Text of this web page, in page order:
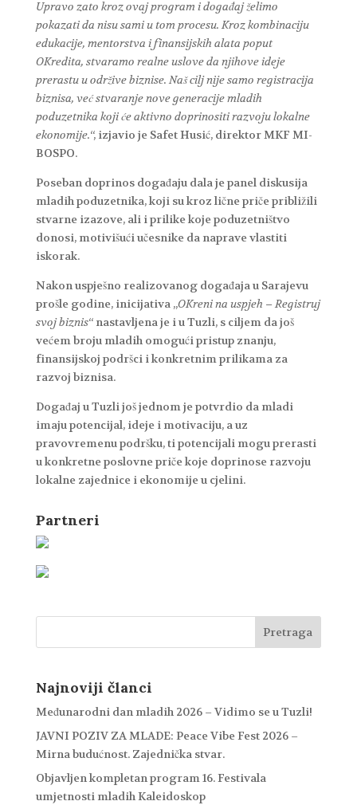
Upravo zato kroz ovaj program i događaj želimo
pokazati da nisu sami u tom procesu. Kroz kombinaciju
edukacije, mentorstva i finansijskih alata poput
OKredita, stvaramo realne uslove da njihove ideje
prerastu u održive biznise. Naš cilj nije samo registracija
biznisa, već stvaranje nove generacije mladih
poduzetnika koji će aktivno doprinositi razvoju lokalne
ekonomije.“, izjavio je Safet Husić, direktor MKF MI-
BOSPO.
Poseban doprinos događaju dala je panel diskusija
mladih poduzetnika, koji su kroz lične priče približili
stvarne izazove, ali i prilike koje poduzetništvo
donosi, motivišući učesnike da naprave vlastiti
iskorak.
Nakon uspješno realizovanog događaja u Sarajevu
prošle godine, inicijativa „OKreni na uspjeh – Registruj
svoj biznis“ nastavljena je i u Tuzli, s ciljem da još
većem broju mladih omogući pristup znanju,
finansijskoj podršci i konkretnim prilikama za
razvoj biznisa.
Događaj u Tuzli još jednom je potvrdio da mladi
imaju potencijal, ideje i motivaciju, a uz
pravovremenu podršku, ti potencijali mogu prerasti
u konkretne poslovne priče koje doprinose razvoju
lokalne zajednice i ekonomije u cjelini.
Partneri
Najnoviji članci
Međunarodni dan mladih 2026 – Vidimo se u Tuzli!
JAVNI POZIV ZA MLADE: Peace Vibe Fest 2026 –
Mirna budućnost. Zajednička stvar.
Objavljen kompletan program 16. Festivala
umjetnosti mladih Kaleidoskop